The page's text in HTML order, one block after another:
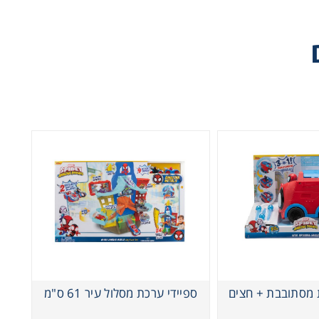
מסתובבת + חצים ספיידי ערכת מסלול עיר 61 ס"מ